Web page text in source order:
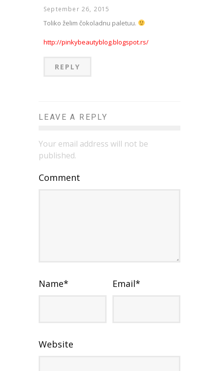
September 26, 2015
Toliko želim čokoladnu paletuu.
http://pinkybeautyblog.blogspot.rs/
REPLY
LEAVE A REPLY
Your email address will not be
published.
Comment
Name* Email*
Website